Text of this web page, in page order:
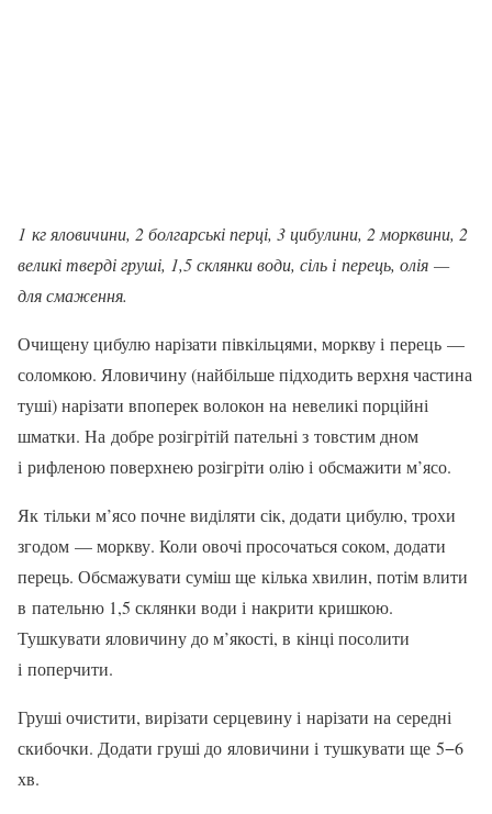
1 кг яловичини, 2 болгарські перці, 3 цибу­лини, 2 морквини, 2
великі тверді груші, 1,5 склянки води, сіль і перець, олія —
для сма­ження.
Очищену цибулю нарізати півкільцями, моркву і перець —
соломкою. Яловичину (найбільше під­ходить верхня частина
туші) нарізати впоперек волокон на невеликі порційні
шматки. На добре розігрітій пательні з товстим дном
і рифленою по­верхнею розігріти олію і обсмажити м’ясо.
Як тільки м’ясо почне виділяти сік, додати ци­булю, трохи
згодом — моркву. Коли овочі просо­чаться соком, додати
перець. Обсмажувати су­міш ще кілька хвилин, потім влити
в пательню 1,5 склянки води і накрити кришкою.
Тушкувати яло­вичину до м’якості, в кінці посолити
і поперчити.
Груші очистити, вирізати серцевину і нарізати на середні
скибочки. Додати груші до яловичини і тушкувати ще 5−6
хв.